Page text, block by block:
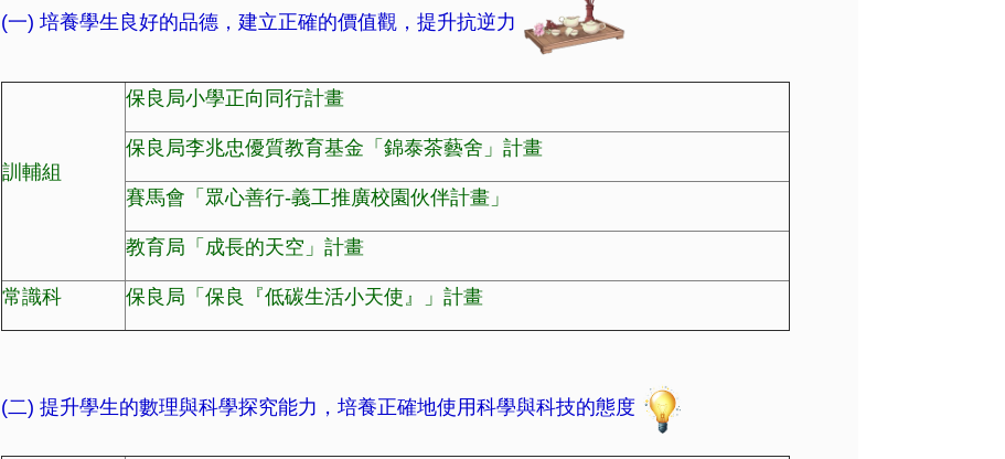
(一) 培養學生良好的品德，建立正確的價值觀，提升抗逆力
訓輔組
保良局小學正向同行計畫
保良局李兆忠優質教育基金「錦泰茶藝舍」計畫
賽馬會「眾心善行-義工推廣校園伙伴計畫」
教育局「成長的天空」計畫
常識科 保良局「保良『低碳生活小天使』」計畫
(二) 提升學生的數理與科學探究能力，培養正確地使用科學與科技的態度